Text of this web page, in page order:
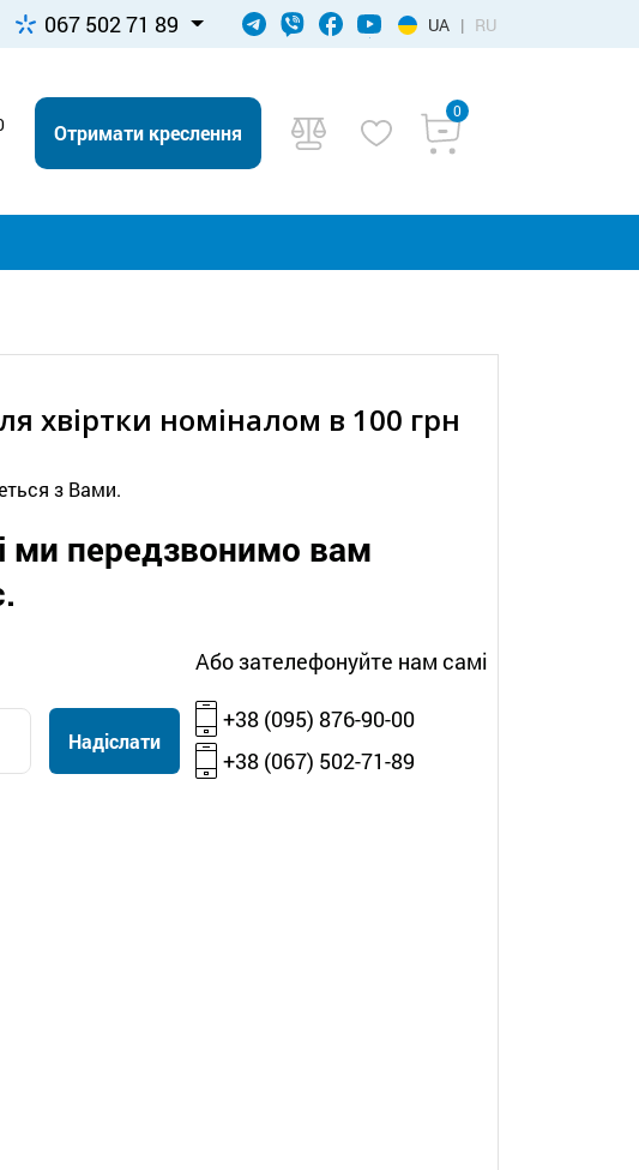
067 502 71 89 UA | RU
Отримати креслення
0
хвіртки номіналом в 100 грн
з Вами.
ми передзвонимо вам
Або зателефонуйте нам самі
+38 (095) 876-90-00
+38 (067) 502-71-89
Надіслати